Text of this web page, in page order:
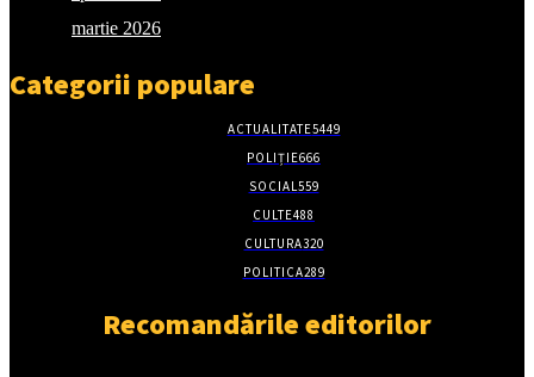
martie 2026
Categorii populare
ACTUALITATE5449
POLIȚIE666
SOCIAL559
CULTE488
CULTURA320
POLITICA289
Recomandările editorilor